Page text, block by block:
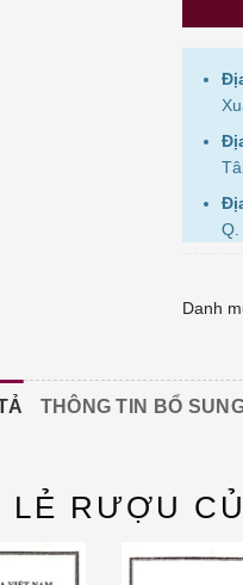
Q.
Danh
THÔNG TIN BỔ
LẺ RƯỢU